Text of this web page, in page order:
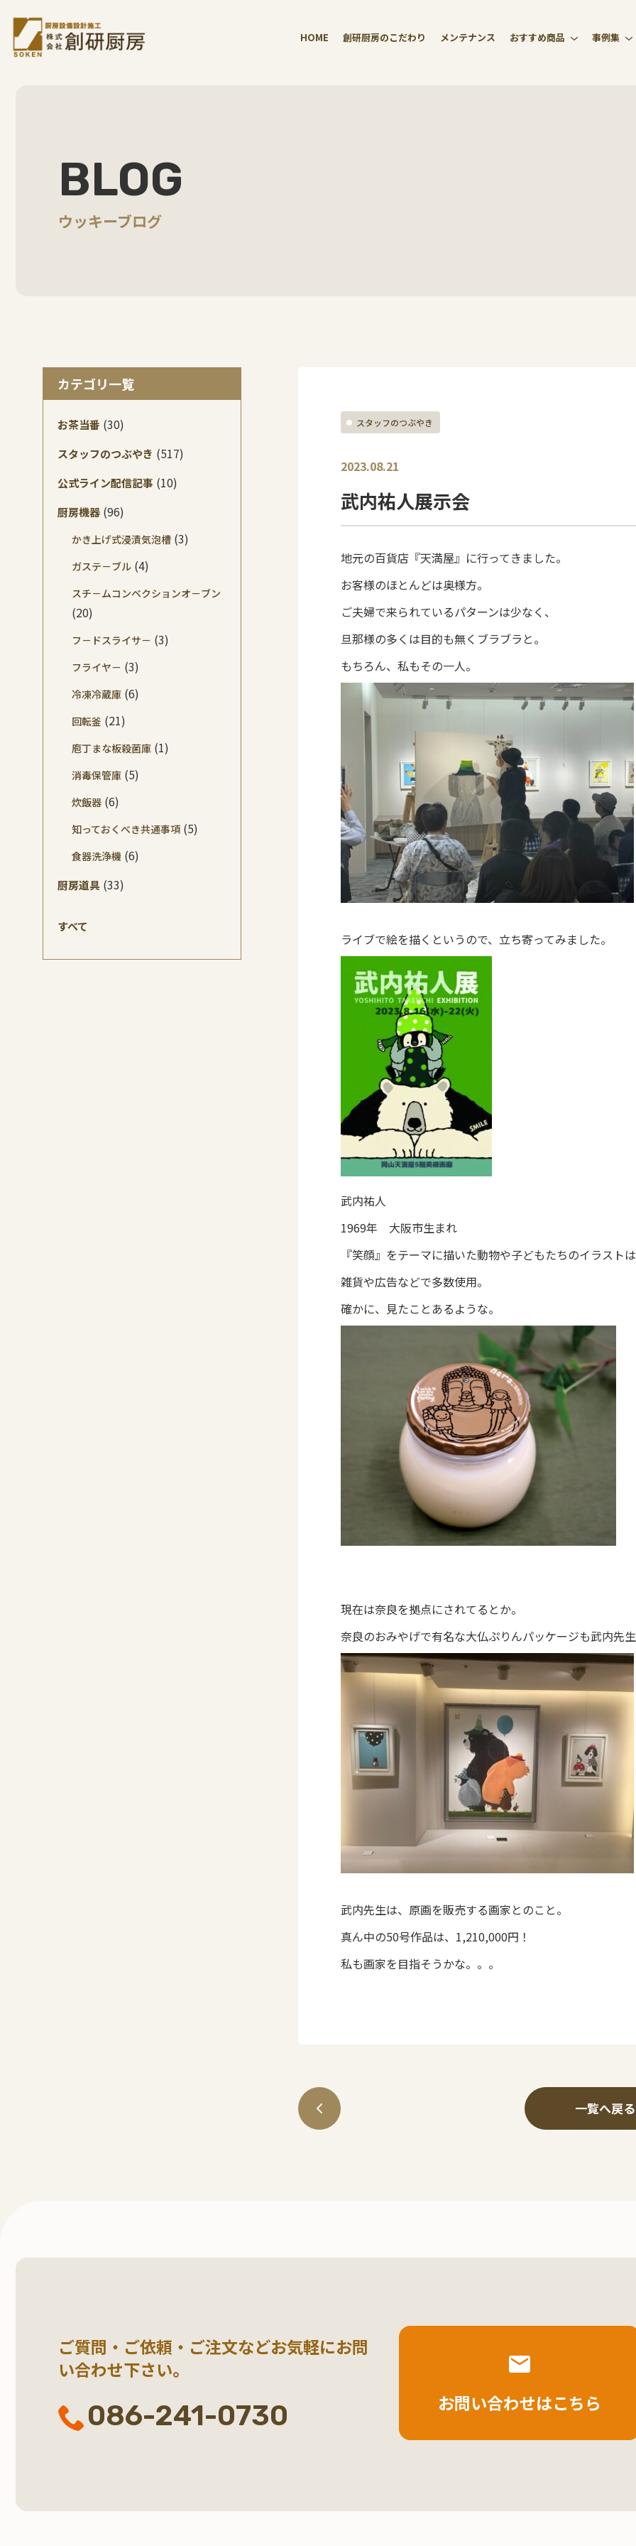
HOME 創研厨房のこだわり メンテナンス おすすめ商品 事例集
BLOG
ウッキーブログ
スタッフのつぶやき
2023.08.21
武内祐人展示会
地元の百貨店『天満屋』に行ってきました。
お客様のほとんどは奥様方。
ご夫婦で来られているパターンは少なく、
旦那様の多くは目的も無くブラブラと。
もちろん、私もその一人。
ライブで絵を描くというので、立ち寄ってみました。
武内祐人
1969年 大阪市生まれ
『笑顔』をテーマに描いた動物や子どもたちのイラスト
雑貨や広告などで多数使用。
確かに、見たことあるような。
現在は奈良を拠点にされてるとか。
奈良のおみやげで有名な大仏ぷりんパッケージも武内先
武内先生は、原画を販売する画家とのこと。
真ん中の50号作品は、1,210,000円！
私も画家を目指そうかな。。。
一覧へ戻る
カテゴリ一覧
お茶当番 (30)
スタッフのつぶやき (517)
公式ライン配信記事 (10)
厨房機器 (96)
かき上げ式浸漬気泡槽 (3)
ガステ－ブル (4)
スチ－ムコンベクションオ－ブン
(20)
フ－ドスライサ－ (3)
フライヤ－ (3)
冷凍冷蔵庫 (6)
回転釜 (21)
庖丁まな板殺菌庫 (1)
消毒保管庫 (5)
炊飯器 (6)
知っておくべき共通事項 (5)
食器洗浄機 (6)
厨房道具 (33)
すべて
ご質問・ご依頼・ご注文などお気軽にお問
い合わせ下さい。
086-241-0730 お問い合わせはこちら